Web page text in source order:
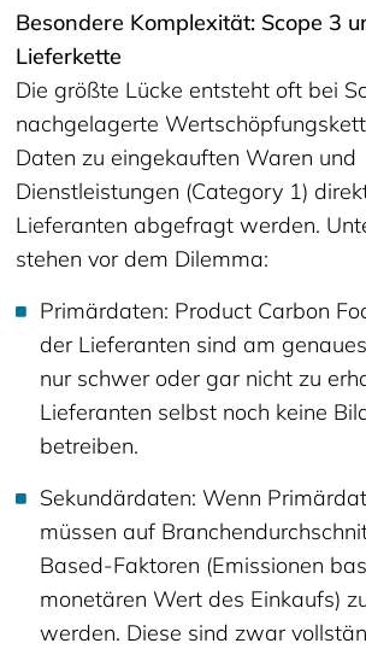
Besondere Komplexität: Scope 3
Lieferkette
Die größte Lücke entsteht oft bei
nachgelagerte
Daten zu eingekauften Waren und
Dienstleistungen (Category 1)
Lieferanten abgefragt werden.
stehen vor dem Dilemma:
Primärdaten: Product Carbon
der Lieferanten sind am
nur schwer oder gar nicht zu
Lieferanten selbst noch keine
betreiben.
Sekundärdaten: Wenn
müssen auf
Based-Faktoren (Emissionen
monetären Wert des Einkaufs)
werden. Diese sind zwar